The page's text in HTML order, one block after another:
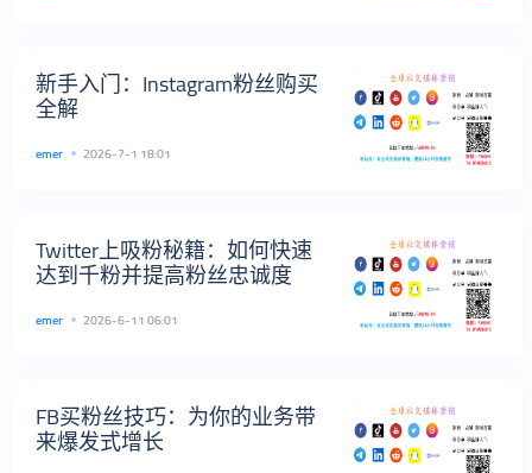
新手入门：Instagram粉丝购买
全解
emer 2026-7-1 18:01
Twitter上吸粉秘籍：如何快速
达到千粉并提高粉丝忠诚度
emer 2026-6-11 06:01
FB买粉丝技巧：为你的业务带
来爆发式增长